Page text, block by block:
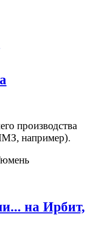
производства
например).
на Ирбит,